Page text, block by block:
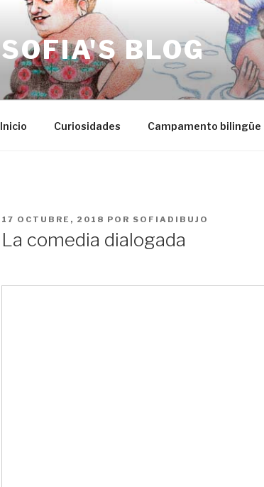
SOFIA'S BLOG
Inicio Curiosidades Campamento bilingüe
PUBLICADO
17 OCTUBRE, 2018 POR SOFIADIBUJO
La comedia dialogada